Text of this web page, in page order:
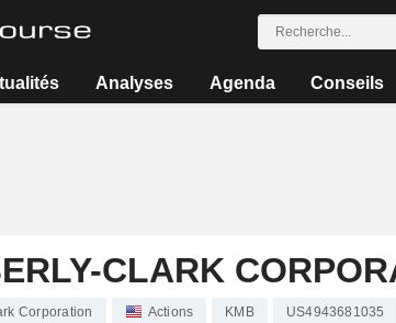
Analyses Agenda Conseils
CLARK
Corporation Actions KMB US4943681035